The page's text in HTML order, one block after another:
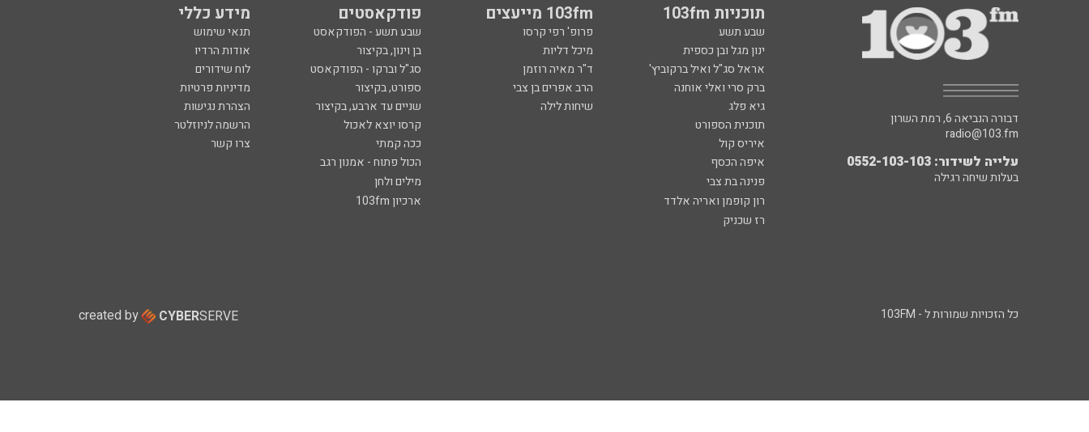
תוכניות 103fm 103fm מייעצים פודקאסטים מידע כללי
שבע תשע פרופ' רפי קרסו שבע תשע - הפודקאסט
תנאי שימוש
ינון מגל ובן כספית
מיכל דליות בן וינון, בקיצור
אודות הרדיו
אראל סג"ל ואיל ברקוביץ'
ד"ר מאיה רוזמן סג"ל וברקו - הפודקאסט
לוח שידורים
ברק סרי ואלי אוחנה
הרב אפרים בן צבי ספורט, בקיצור
מדיניות פרטיות
גיא פלג
שיחות לילה שניים עד ארבע, בקיצור
הצהרת נגישות
תוכנית הספורט
קרסו יוצא לאכול
הרשמה לניוזלטר
איריס קול
ככה קמתי
צרו קשר
איפה הכסף
הכול פתוח - אמנון רגב
פנינה בת צבי
מילים ולחן
רון קופמן ואריה אלדד
ארכיון 103fm
רז שכניק
דבורה הנביאה 6, רמת השרון
radio@103.fm
עלייה לשידור: 0552-103-103
בעלות שיחה רגילה
כל הזכויות שמורות ל - 103FM created by CYBERSERVE